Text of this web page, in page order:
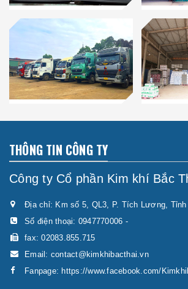
THÔNG TIN CÔNG TY
Công ty Cổ phần Kim khí Bắc
Địa chỉ: Km số 5, QL3, P. Tích Lương, Tỉnh
Số điện thoại: 0947770006 -
fax: 02083.855.715
Email: contact@kimkhibacthai.vn
Fanpage: https://www.facebook.com/